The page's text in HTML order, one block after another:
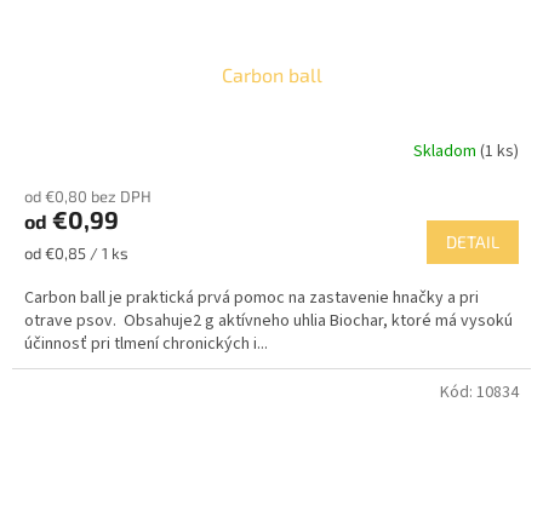
Carbon ball
Skladom (1 ks)
od €0,80 bez DPH
od €0,99
Jednotková
od €0,85 / 1 ks
DETAIL
Carbon ball je praktická prvá pomoc na zastavenie hnačky a pri
otrave psov. Obsahuje2 g aktívneho uhlia Biochar, ktoré má vysokú
účinnosť pri tlmení chronických i...
Kód: 10834